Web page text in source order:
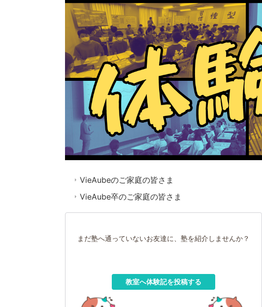
VieAubeのご家庭の皆さま
VieAube卒のご家庭の皆さま
まだ塾へ通っていないお友達に、塾を紹介しませんか？
教室へ体験記を投稿する